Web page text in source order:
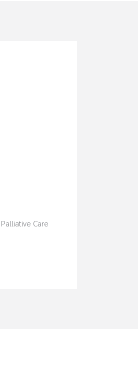
Care